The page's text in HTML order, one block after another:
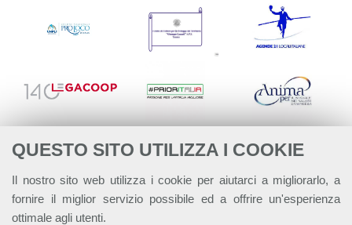
QUESTO SITO UTILIZZA I COOKIE
Il nostro sito web utilizza i cookie per aiutarci a migliorarlo, a
fornire il miglior servizio possibile ed a offrire un'esperienza
ottimale agli utenti.